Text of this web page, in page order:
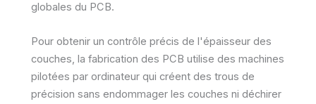
globales du PCB.
Pour obtenir un contrôle précis de l'épaisseur des
couches, la fabrication des PCB utilise des machines
pilotées par ordinateur qui créent des trous de
précision sans endommager les couches ni déchirer